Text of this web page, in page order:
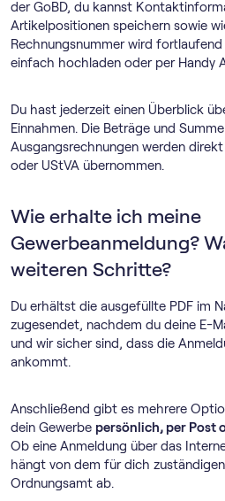
der GoBD, du kannst
Artikelpositionen speichern sowie
Rechnungsnummer wird
einfach hochladen oder per Handy
Du hast jederzeit einen Überblick
Einnahmen. Die Beträge und
Ausgangsrechnungen werden direkt
oder UStVA übernommen.
Wie erhalte ich meine
Gewerbeanmeldung?
weiteren Schritte?
Du erhältst die ausgefüllte PDF im
zugesendet, nachdem du deine E-
und wir sicher sind, dass die
ankommt.
Anschließend gibt es mehrere
dein Gewerbe persönlich, per Post
Ob eine Anmeldung über das
hängt von dem für dich
Ordnungsamt ab.